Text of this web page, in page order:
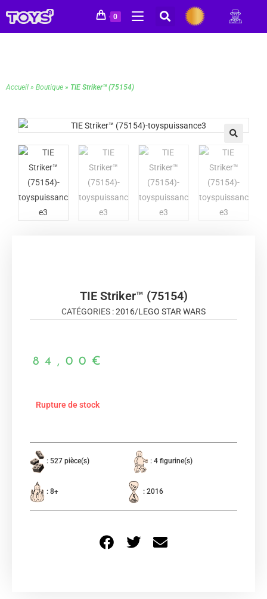
0
Accueil » Boutique » TIE Striker™ (75154)
🔍
TIE Striker™ (75154)
CATÉGORIES :2016/LEGO STAR WARS
84,00 €
Rupture de stock
: 527 pièce(s) : 4 figurine(s)
: 8+ : 2016